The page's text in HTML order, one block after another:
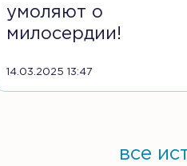
умоляют о
милосердии!
14.03.2025 13:47
все